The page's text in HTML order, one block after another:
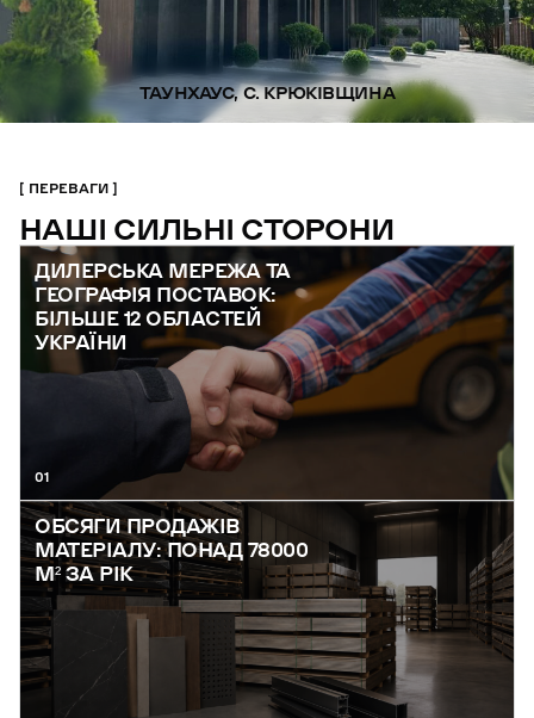
ТАУНХАУС, С. КРЮКІВЩИНА
ПЕРЕВАГИ
НАШІ СИЛЬНІ СТОРОНИ
ДИЛЕРСЬКА МЕРЕЖА ТА
ГЕОГРАФІЯ ПОСТАВОК:
БІЛЬШЕ 12 ОБЛАСТЕЙ
УКРАЇНИ
01
ОБСЯГИ ПРОДАЖІВ
МАТЕРІАЛУ: ПОНАД 78000
М² ЗА РІК